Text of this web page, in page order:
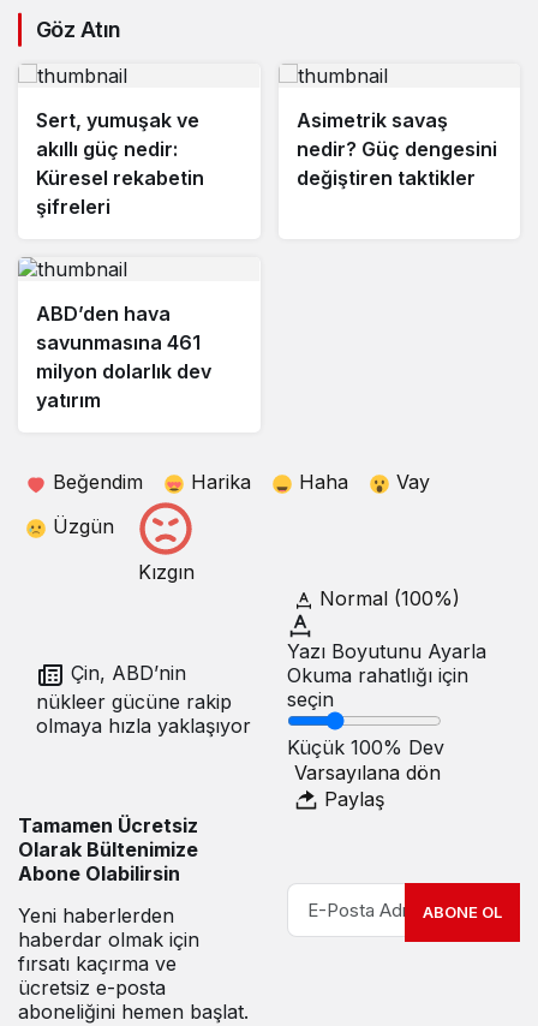
Göz Atın
Sert, yumuşak ve
akıllı güç nedir:
Küresel rekabetin
şifreleri
Asimetrik savaş
nedir? Güç dengesini
değiştiren taktikler
ABD’den hava
savunmasına 461
milyon dolarlık dev
yatırım
Beğendim Harika Haha
Vay
Üzgün
Kızgın
Çin, ABD’nin
nükleer gücüne rakip
olmaya hızla yaklaşıyor
Normal (100%)
Yazı Boyutunu Ayarla
Okuma rahatlığı için
seçin
Küçük 100% Dev
Varsayılana dön
Paylaş
Tamamen Ücretsiz
Olarak Bültenimize
Abone Olabilirsin
Yeni haberlerden
haberdar olmak için
fırsatı kaçırma ve
ücretsiz e-posta
aboneliğini hemen başlat.
ABONE OL